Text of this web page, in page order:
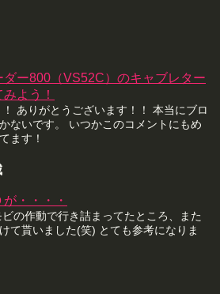
ダー800（VS52C）のキャブレター
よう！
ありがとうございます！！ 本当にブロ
ないです。 いつかこのコメントにもめ
ます！
・・・・
の作動で行き詰まってたところ、また
て貰いました(笑) とても参考になりま